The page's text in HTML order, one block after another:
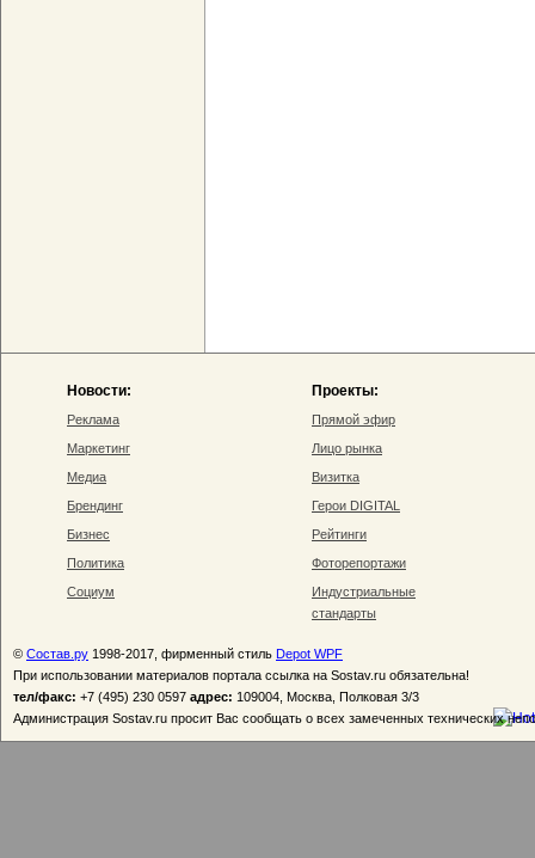
Новости:
Реклама
Маркетинг
Медиа
Брендинг
Бизнес
Политика
Социум
Проекты:
Прямой эфир
Лицо рынка
Визитка
Герои DIGITAL
Рейтинги
Фоторепортажи
Индустриальные
стандарты
© Состав.ру 1998-2017, фирменный стиль Depot WPF
При использовании материалов портала ссылка на Sostav.ru обязательна!
тел/факс: +7 (495) 230 0597 адрес: 109004, Москва, Полковая 3/3
Администрация Sostav.ru просит Вас сообщать о всех замеченных технических